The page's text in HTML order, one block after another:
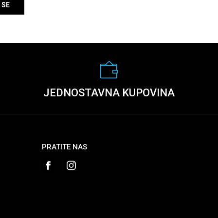
JEDNOSTAVNA KUPOVINA
PRATITE NAS